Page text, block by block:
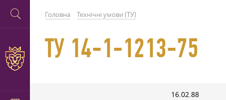
Головна Технічні умови (ТУ)
ТУ 14-1-1213-75
16.02.88